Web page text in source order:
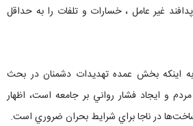
غير عامل ، خسارات و تلفات را به حداقل
به اينکه بخش عمده تهديدات دشمنان در بحث
و ايجاد فشار رواني بر جامعه است، اظهار
در ناجا براي شرايط بحران ضروري است.